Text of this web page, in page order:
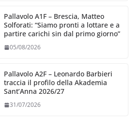
Pallavolo A1F – Brescia, Matteo
Solforati: “Siamo pronti a lottare e a
partire carichi sin dal primo giorno”
05/08/2026
Pallavolo A2F – Leonardo Barbieri
traccia il profilo della Akademia
Sant’Anna 2026/27
31/07/2026